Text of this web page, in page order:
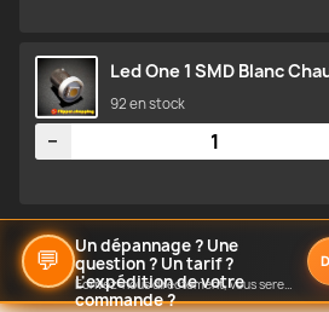
Led One 1 SMD Blanc
92 en stock
−
💬
Un dépannage ? Une
question ? Un tarif ?
L'expédition de votre
commande ?
Écrivez-nous directement, vous serez